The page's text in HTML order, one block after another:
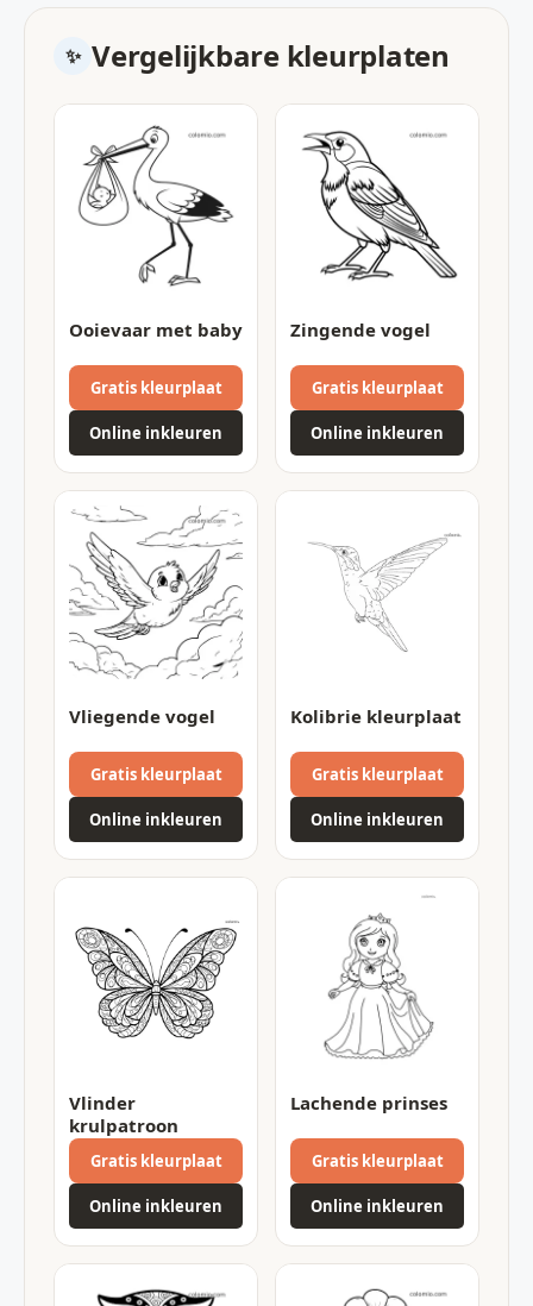
Vergelijkbare kleurplaten
Ooievaar met baby
Gratis kleurplaat
Online inkleuren
Zingende vogel
Gratis kleurplaat
Online inkleuren
Vliegende vogel
Gratis kleurplaat
Online inkleuren
Kolibrie kleurplaat
Gratis kleurplaat
Online inkleuren
Vlinder
krulpatroon
Gratis kleurplaat
Online inkleuren
Lachende prinses
Gratis kleurplaat
Online inkleuren